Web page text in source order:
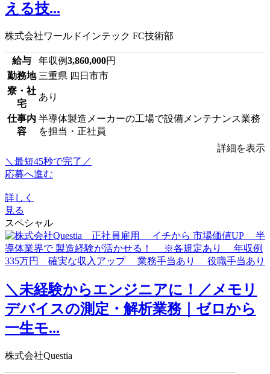
える技...
株式会社ワールドインテック FC技術部
給与 年収例3,860,000円
勤務地 三重県 四日市市
寮・社
宅
あり
仕事内
容
半導体製造メーカーの工場で設備メンテナンス業務
を担当・正社員
詳細を表示
＼最短45秒で完了／
応募へ進む
詳しく
見る
スペシャル
＼未経験からエンジニアに！／メモリ
デバイスの測定・解析業務｜ゼロから
一生モ...
株式会社Questia